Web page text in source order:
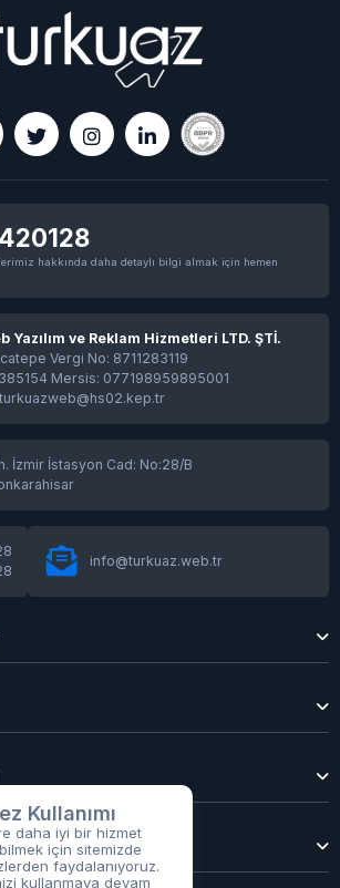
hakkında daha detaylı bilgi almak için hemen
Yazılım ve Reklam Hizmetleri LTD. ŞTİ.
Vergi No: 8711283119
Mersis: 077198959895001
İzmir İstasyon Cad: No:28/B
info@turkuaz.web.tr
Kullanımı
daha iyi bir hizmet
için sitemizde
faydalanıyoruz.
kullanmaya devam